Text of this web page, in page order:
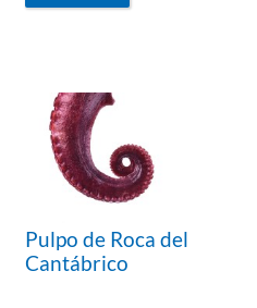
Pulpo de Roca del
Cantábrico